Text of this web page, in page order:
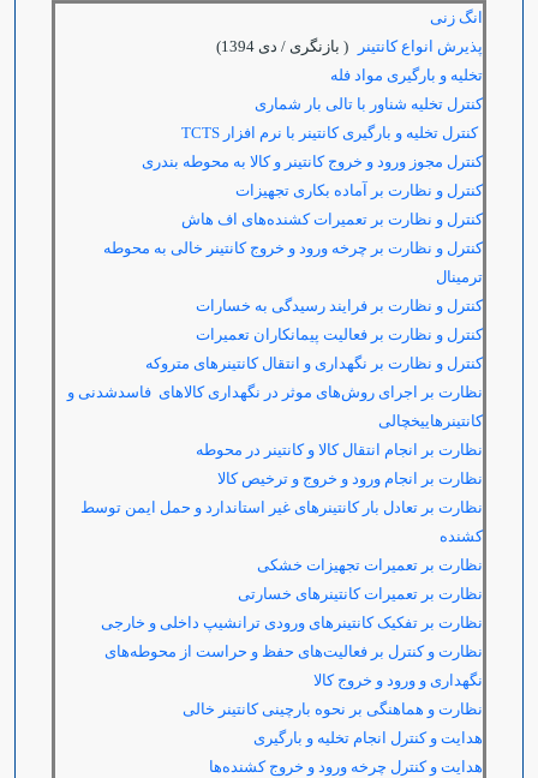
انگ زنی
پذیرش انواع کانتینر
( بازنگری / دی 1394)
تخلیه و بارگیری مواد فله
کنترل تخلیه شناور با تالی بار شماری
کنترل تخلیه و بارگیری کانتینر با نرم افزار TCTS
کنترل مجوز ورود و خروج کانتینر و کالا به محوطه بندری
کنترل و نظارت بر آماده بکاری تجهیزات
کنترل و نظارت بر تعمیرات کشنده‌های اف هاش
کنترل و نظارت بر چرخه ورود و خروج کانتینر خالی به محوطه
ترمینال
کنترل و نظارت بر فرایند رسیدگی به خسارات
کنترل و نظارت بر فعالیت پیمانکاران تعمیرات
کنترل و نظارت بر نگهداری و انتقال کانتینرهای متروکه
نظارت بر اجرای روش‌های موثر در نگهداری کالاهای فاسدشدنی و
کانتینرهاییخچالی
نظارت بر انجام انتقال کالا و کانتینر در محوطه
نظارت بر انجام ورود و خروج و ترخیص کالا
نظارت بر تعادل بار کانتینرهای غیر استاندارد و حمل ایمن توسط
کشنده
نظارت بر تعمیرات تجهیزات خشکی
نظارت بر تعمیرات کانتینرهای خسارتی
نظارت بر تفکیک کانتینرهای ورودی ترانشیپ داخلی و خارجی
نظارت و کنترل بر فعالیت‌های حفظ و حراست از محوطه‌های
نگهداری و ورود و خروج کالا
نظارت و هماهنگی بر نحوه بارچینی کانتینر خالی
هدایت و کنترل انجام تخلیه و بارگیری
هدایت و کنترل چرخه ورود و خروج کشنده‌ها